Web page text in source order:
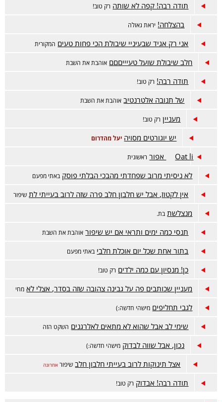
תודה רבה! קפה לא שותה רק טוב!
בהצלחה! יראת גאולה
אני רק אגיד שבעיניי שיבולת הכי פחות טעים המקורית
חלב שיבולת שועל טעיייםםם אוהבת את השבת
תודה רבה! רק טוב!
של תנובה אלטרנטיב אוהבת את השבת
מעניין רק טוב!
יש יוגורטים מסויה יעל מהדרום
Oat li אפור ראשונית
לא ניסיתי מרוב שפחדתי מהבכי הבלתי פוסק באתי מפעם
אין לקטוז, אבל יש חלבון חלב פרה שזה לרוב בעייתי לת שיפור
מנצלשת בת.
תנסי כמה ימים ותראי אם יש שיפור אוהבת את השבת
בתור אחת שכל יום אוכלת חלבי באתי מפעם
כן! מנסיון עם כמה ילדים רק טוב!
מעניין שכותבים פה על גבינה צהובה שזה בסדר, אצלי לא מחי
לגבי תחליפים מישהי חדשה:)
שימי לב אבל שהוא לא מתאים לאלרגנים השקט הזה
נכון, אבל שווה לבדוק מישהי חדשה:)
אצל תינוקות לרוב בעייתי חלבון חלב שיפור אחרונה
תודה רבה! אבדוק רק טוב!